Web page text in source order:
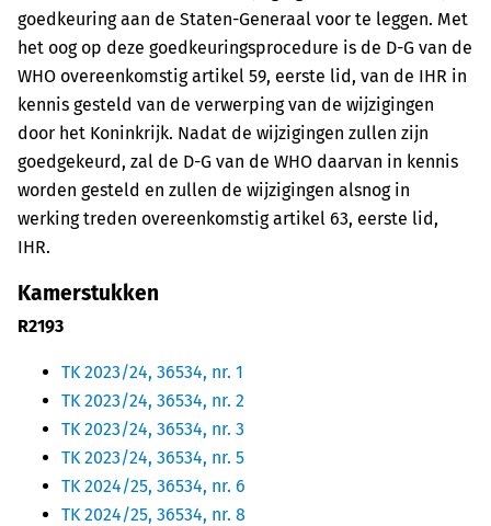
goedkeuring aan de Staten-Generaal voor te leggen. Met
het oog op deze goedkeuringsprocedure is de D-G van de
WHO overeenkomstig artikel 59, eerste lid, van de IHR in
kennis gesteld van de verwerping van de wijzigingen
door het Koninkrijk. Nadat de wijzigingen zullen zijn
goedgekeurd, zal de D-G van de WHO daarvan in kennis
worden gesteld en zullen de wijzigingen alsnog in
werking treden overeenkomstig artikel 63, eerste lid,
IHR.
Kamerstukken
R2193
TK 2023/24, 36534, nr. 1
TK 2023/24, 36534, nr. 2
TK 2023/24, 36534, nr. 3
TK 2023/24, 36534, nr. 5
TK 2024/25, 36534, nr. 6
TK 2024/25, 36534, nr. 8